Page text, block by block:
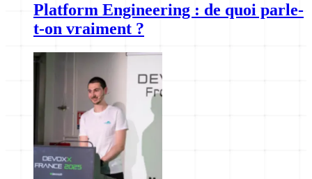
Platform Engineering : de quoi parle-
t-on vraiment ?